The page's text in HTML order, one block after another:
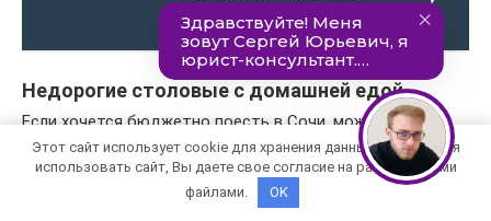
ДНР и ЛНР в 2022 году
Недорогие столовые с домашней едой
Если хочется бюджетно поесть в Сочи, можно
остановить свое внимание на столовых. Этот вид
заведения отличается системой самообслуживания и
широким выбором домашних блюд. В некоторых
столовых можно перекусить не хуже, чем в
Этот сайт использует cookie для хранения данных. Продолжая
использовать сайт, Вы даете свое согласие на работу с этими
файлами.
OK